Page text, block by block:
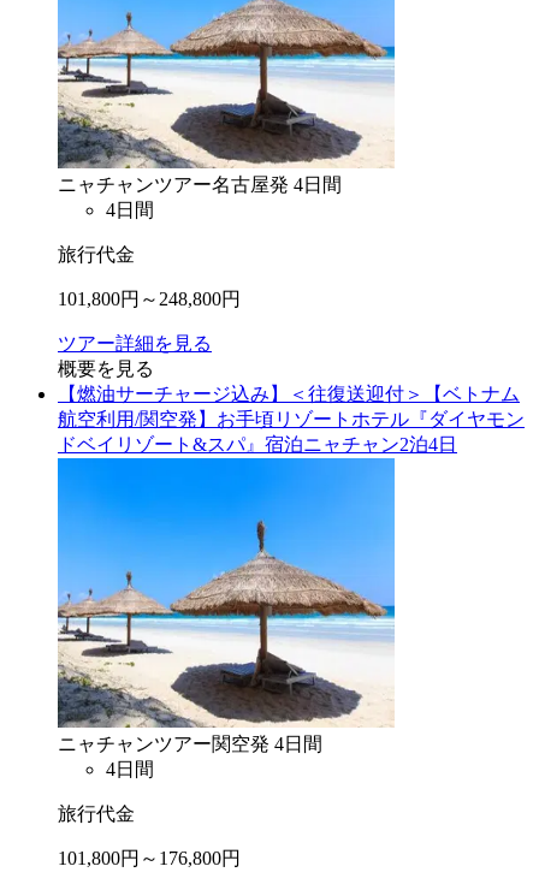
ニャチャンツアー名古屋発 4日間
4日間
旅行代金
101,800円～ 248,800円
ツアー詳細を見る
概要を見る
【燃油サーチャージ込み】＜往復送迎付＞【ベトナム
航空利用/関空発】お手頃リゾートホテル『ダイヤモン
ドベイリゾート&スパ』宿泊ニャチャン2泊4日
ニャチャンツアー関空発 4日間
4日間
旅行代金
101,800円～ 176,800円